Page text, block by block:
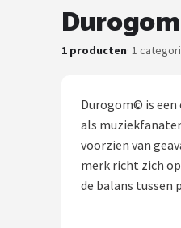
Merken
Muziekstijlen
1 producten· 1
Durogom© is
als
voorzien van
merk richt zich
de balans tussen